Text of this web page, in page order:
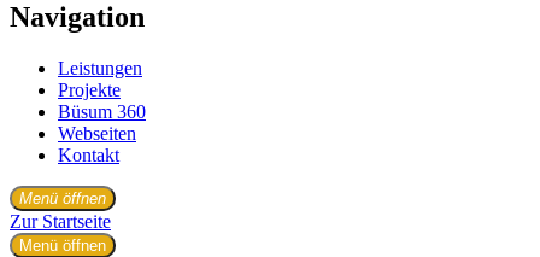
Navigation
Leistungen
Projekte
Büsum 360
Webseiten
Kontakt
Menü öffnen
Zur Startseite
Menü öffnen